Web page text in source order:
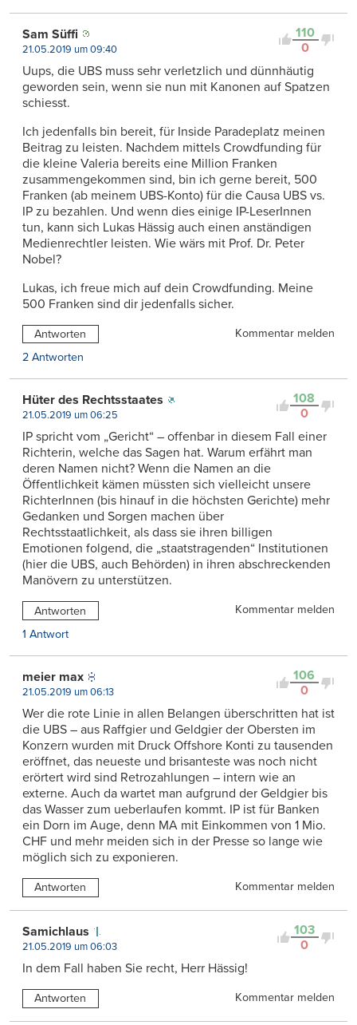
110
0
Sam Süffi
21.05.2019 um 09:40
Uups, die UBS muss sehr verletzlich und dünnhäutig
geworden sein, wenn sie nun mit Kanonen auf Spatzen
schiesst.
Ich jedenfalls bin bereit, für Inside Paradeplatz meinen
Beitrag zu leisten. Nachdem mittels Crowdfunding für
die kleine Valeria bereits eine Million Franken
zusammengekommen sind, bin ich gerne bereit, 500
Franken (ab meinem UBS-Konto) für die Causa UBS vs.
IP zu bezahlen. Und wenn dies einige IP-LeserInnen
tun, kann sich Lukas Hässig auch einen anständigen
Medienrechtler leisten. Wie wärs mit Prof. Dr. Peter
Nobel?
Lukas, ich freue mich auf dein Crowdfunding. Meine
500 Franken sind dir jedenfalls sicher.
Antworten
Kommentar melden
2 Antworten
108
0
Hüter des Rechtsstaates
21.05.2019 um 06:25
IP spricht vom „Gericht“ – offenbar in diesem Fall einer
Richterin, welche das Sagen hat. Warum erfährt man
deren Namen nicht? Wenn die Namen an die
Öffentlichkeit kämen müssten sich vielleicht unsere
RichterInnen (bis hinauf in die höchsten Gerichte) mehr
Gedanken und Sorgen machen über
Rechtsstaatlichkeit, als dass sie ihren billigen
Emotionen folgend, die „staatstragenden“ Institutionen
(hier die UBS, auch Behörden) in ihren abschreckenden
Manövern zu unterstützen.
Antworten
Kommentar melden
1 Antwort
106
0
meier max
21.05.2019 um 06:13
Wer die rote Linie in allen Belangen überschritten hat ist
die UBS – aus Raffgier und Geldgier der Obersten im
Konzern wurden mit Druck Offshore Konti zu tausenden
eröffnet, das neueste und brisanteste was noch nicht
erörtert wird sind Retrozahlungen – intern wie an
externe. Auch da wartet man aufgrund der Geldgier bis
das Wasser zum ueberlaufen kommt. IP ist für Banken
ein Dorn im Auge, denn MA mit Einkommen von 1 Mio.
CHF und mehr meiden sich in der Presse so lange wie
möglich sich zu exponieren.
Antworten Kommentar melden
103
0
Samichlaus
21.05.2019 um 06:03
In dem Fall haben Sie recht, Herr Hässig!
Antworten Kommentar melden